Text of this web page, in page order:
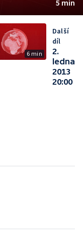
5 min
6 min
Další
díl
2.
ledna
2013
20:00